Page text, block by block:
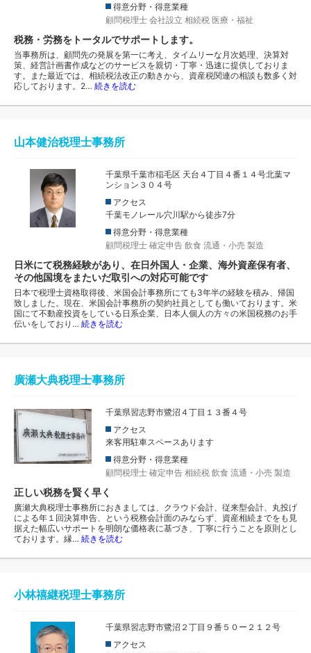
得意分野・得意業種
顧問税理士 会社設立 相続税 医療・福祉
税務・労務をトータルでサポートします。
当事務所は、顧問先の発展を第一に考え、タイムリーな月次処理、決算対
策、経営計画書作成などのサービスを親切・丁寧・迅速に提供しておりま
す。また最近では、相続税法改正の動きから、資産税関連の相談も数多く対
応しております。2… 続きを読む
山本健治税理士事務所
千葉県千葉市稲毛区 天台４丁目４番１４号北葉マ
ンション３０４号
アクセス
千葉モノレール穴川駅から徒歩7分
得意分野・得意業種
顧問税理士 確定申告 飲食 流通・小売 製造
日米にて税務経験があり、在日外国人・企業、海外資産保有者、
その他国境をまたいだ取引への対応可能です
日本で税理士資格取得後、米国会計事務所にても3年半の経験を積み、帰国
致しました。現在、米国会計事務所の契約社員としても働いております。米
国にて不動産投資をしている日系企業、日本人個人の方々の米国税務のお手
伝いをしており… 続きを読む
廣瀬大典税理士事務所
千葉県習志野市鷺沼４丁目１３番４号
アクセス
来客用駐車スペースあります
得意分野・得意業種
顧問税理士 確定申告 相続税 飲食 流通・小売 製造
正しい税務を賢く早く
廣瀬大典税理士事務所におきましては、クラウド会計、従来型会計、丸投げ
による年１回決算申告、という税務会計面のみならず、資産相続までをも見
据えた幅広いサポートを明朗な価格表に基づき、丁寧に行うことを原則とし
ております。縁… 続きを読む
小林禧継税理士事務所
千葉県習志野市鷺沼２丁目９番５０ー２１２号
アクセス